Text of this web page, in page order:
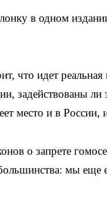
в одном
что идет
задействованы ли
место и в
о запрете
мы еще